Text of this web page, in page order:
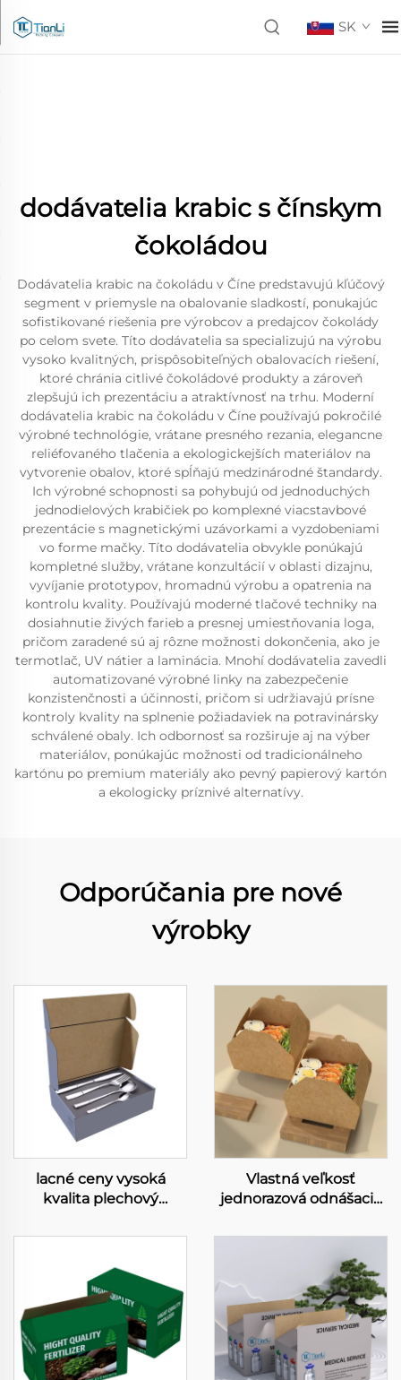
SK
dodávatelia krabic s čínskym
čokoládou
Dodávatelia krabic na čokoládu v Číne predstavujú kľúčový
segment v priemysle na obalovanie sladkostí, ponukajúc
sofistikované riešenia pre výrobcov a predajcov čokolády
po celom svete. Títo dodávatelia sa specializujú na výrobu
vysoko kvalitných, prispôsobiteľných obalovacích riešení,
ktoré chránia citlivé čokoládové produkty a zároveň
zlepšujú ich prezentáciu a atraktívnosť na trhu. Moderní
dodávatelia krabic na čokoládu v Číne používajú pokročilé
výrobné technológie, vrátane presného rezania, elegancne
reliéfovaného tlačenia a ekologickejších materiálov na
vytvorenie obalov, ktoré spĺňajú medzinárodné štandardy.
Ich výrobné schopnosti sa pohybujú od jednoduchých
jednodielových krabičiek po komplexné viacstavbové
prezentácie s magnetickými uzávorkami a vyzdobeniami
vo forme mačky. Títo dodávatelia obvykle ponúkajú
kompletné služby, vrátane konzultácií v oblasti dizajnu,
vyvíjanie prototypov, hromadnú výrobu a opatrenia na
kontrolu kvality. Používajú moderné tlačové techniky na
dosiahnutie živých farieb a presnej umiestňovania loga,
pričom zaradené sú aj rôzne možnosti dokončenia, ako je
termotlač, UV nátier a laminácia. Mnohí dodávatelia zavedli
automatizované výrobné linky na zabezpečenie
konzistenčnosti a účinnosti, pričom si udržiavajú prísne
kontroly kvality na splnenie požiadaviek na potravinársky
schválené obaly. Ich odbornosť sa rozširuje aj na výber
materiálov, ponúkajúc možnosti od tradicionálneho
kartónu po premium materiály ako pevný papierový kartón
a ekologicky príznivé alternatívy.
Odporúčania pre nové
výrobky
lacné ceny vysoká
kvalita plechový
nože vidličky lžičky talár
Vlastná veľkosť
jednorazová odnášacie
krajčárky Odímať
obedovú stravu Krabicu
z kraft papiera Rýchla
strava Obal pre sendvič